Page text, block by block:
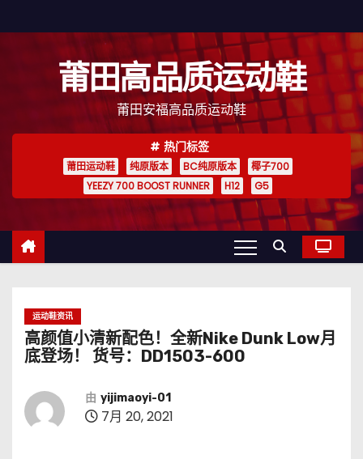
至
莆田高品质运动鞋
莆田安福高品质运动鞋
热门标签
莆田运动鞋 纯原版本 BC纯原版本
椰子700
YEEZY 700 BOOST RUNNER
H12 G5
运动鞋资讯
高颜值小清新配色！全新Nike Dunk Low月
底登场！ 货号：DD1503-600
由 yijimaoyi-01
7月 20, 2021